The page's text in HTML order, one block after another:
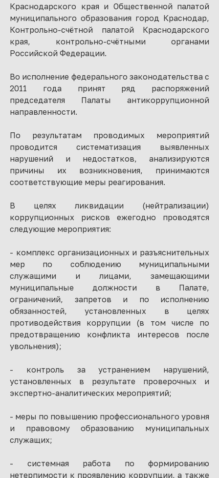
Краснодарского края и Общественной палатой
муниципального образования город Краснодар,
Контрольно-счётной палатой Краснодарского
края, контрольно-счётными органами
Российской Федерации.
Во исполнение федерального законодательства с
2011 года принят ряд распоряжений
председателя Палаты антикоррупционной
направленности.
По результатам проводимых мероприятий
проводится систематизация выявленных
нарушений и недостатков, анализируются
причины их возникновения, принимаются
соответствующие меры реагирования.
В целях ликвидации (нейтрализации)
коррупционных рисков ежегодно проводятся
следующие мероприятия:
- комплекс организационных и разъяснительных
мер по соблюдению муниципальными
служащими и лицами, замещающими
муниципальные должности в Палате,
ограничений, запретов и по исполнению
обязанностей, установленных в целях
противодействия коррупции (в том числе по
предотвращению конфликта интересов после
увольнения);
- контроль за устранением нарушений,
установленных в результате проверочных и
экспертно-аналитических мероприятий;
- меры по повышению профессионального уровня
и правовому образованию муниципальных
служащих;
- системная работа по формированию
нетерпимости к проявлению коррупции, а также